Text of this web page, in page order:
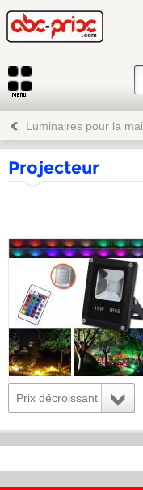
Luminaires pour la
Projecteur
Prix décroissant